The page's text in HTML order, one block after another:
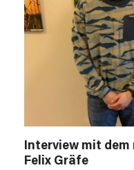
Interview mit
Felix Gräfe